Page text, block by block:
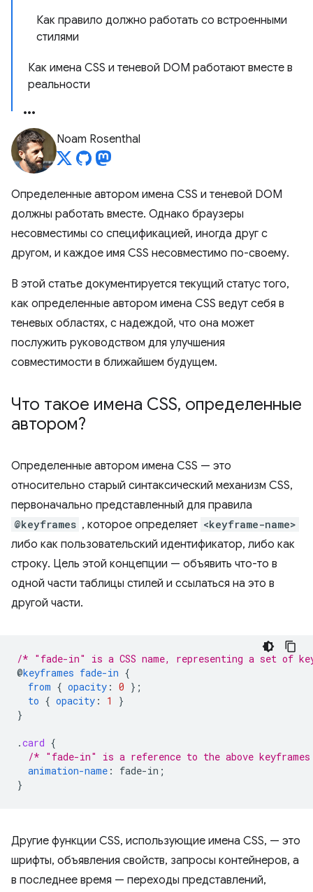
Как правило должно работать со встроенными
стилями
Как имена CSS и теневой DOM работают вместе в
реальности
Noam Rosenthal
Определенные автором имена CSS и теневой DOM
должны работать вместе. Однако браузеры
несовместимы со спецификацией, иногда друг с
другом, и каждое имя CSS несовместимо по-своему.
В этой статье документируется текущий статус того,
как определенные автором имена CSS ведут себя в
теневых областях, с надеждой, что она может
послужить руководством для улучшения
совместимости в ближайшем будущем.
Что такое имена CSS, определенные
автором?
Определенные автором имена CSS — это
относительно старый синтаксический механизм CSS,
первоначально представленный для правила
@keyframes , которое определяет <keyframe-name>
либо как пользовательский идентификатор, либо как
строку. Цель этой концепции — объявить что-то в
одной части таблицы стилей и ссылаться на это в
другой части.
/* "fade-in" is a CSS name, representing a set of
@keyframes fade-in {
from { opacity : 0 } ;
to { opacity : 1
}
}
.card {
/* "fade-in" is a reference to the above
animation-name : fade-in ;
}
Другие функции CSS, использующие имена CSS, — это
шрифты, объявления свойств, запросы контейнеров, а
в последнее время — переходы представлений,